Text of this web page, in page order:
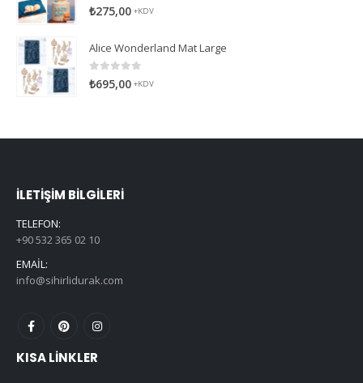
0 5 üzerinden
₺275,00 +KDV
Alice Wonderland Mat Large
0 5 üzerinden
₺695,00 +KDV
İLETIŞIM BILGILERI
TELEFON:
+90 532 365 02 10
EMAIL:
info@sihirlidurak.com
KISA LINKLER